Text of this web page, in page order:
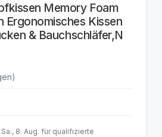
Memory Foam
Ergonomisches Kissen
& Bauchschläfer,N
8. Aug. für qualifizierte